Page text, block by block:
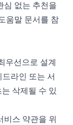
심 없는 추천을
움말 문서를 참
우선으로 설계
라인 또는 서
삭제될 수 있
비스 약관을 위